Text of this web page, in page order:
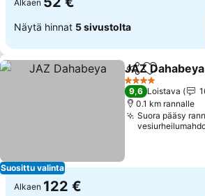
Alkaen
Näytä hinnat 5 sivustolta
Suosittu valinta
Jaa Lisää
JAZ Dahabeya
4 Tähtiluokitus
9,6 Loistava
0.1 km rannalle
Suora pääsy
Alkaen 122 €